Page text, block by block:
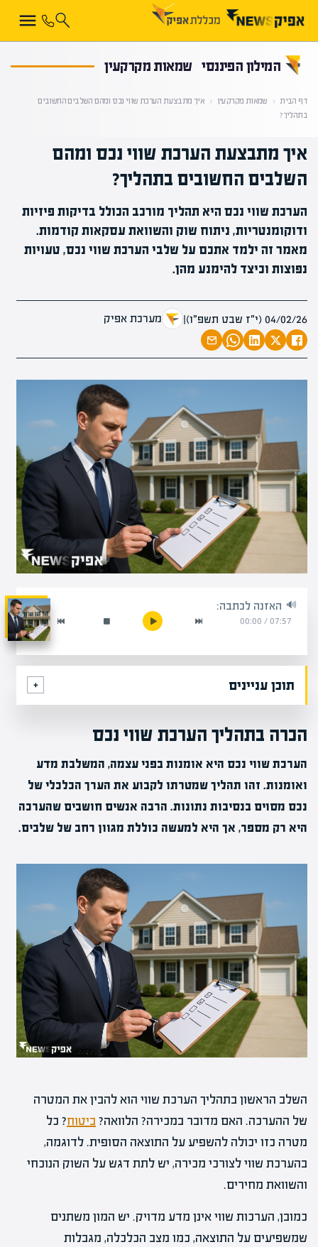
המילון הפיננסי שמאות מקרקעין
דף הבית ‹ שמאות מקרקעין ‹ איך מתבצעת הערכת שווי נכס ומהם השלבים החשובים
בתהליך?
איך מתבצעת הערכת שווי נכס ומהם
השלבים החשובים בתהליך?
הערכת שווי נכס היא תהליך מורכב הכולל בדיקות פיזיות
ודוקומנטריות, ניתוח שוק והשוואת עסקאות קודמות.
מאמר זה ילמד אתכם על שלבי הערכת שווי נכס, טעויות
נפוצות וכיצד להימנע מהן.
04/02/26 (י״ז שבט תשפ״ו) | מערכת אפיק
האזנה לכתבה:
07:57
/
00:00
תוכן עניינים
הכרה בתהליך הערכת שווי נכס
הערכת שווי נכס היא אומנות בפני עצמה, המשלבת מדע
ואומנות. זהו תהליך שמטרתו לקבוע את הערך הכלכלי של
נכס מסוים בנסיבות נתונות. הרבה אנשים חושבים שהערכה
היא רק מספר, אך היא למעשה כוללת מגוון רחב של שלבים.
השלב הראשון בתהליך הערכת שווי הוא להבין את המטרה
של ההערכה. האם מדובר במכירה? הלוואה? ביטוח? כל
מטרה כזו יכולה להשפיע על התוצאה הסופית. לדוגמה,
בהערכת שווי לצורכי מכירה, יש לתת דגש על השוק הנוכחי
והשוואת מחירים.
כמובן, הערכות שווי אינן מדע מדויק. יש המון משתנים
שמשפיעים על התוצאה, כמו מצב הכלכלה, מגבלות